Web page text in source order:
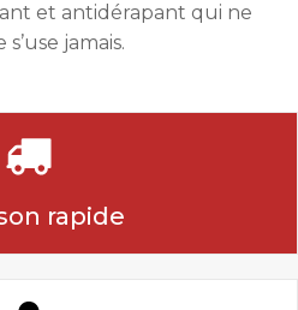
et antidérapant qui ne
jamais.
rapide